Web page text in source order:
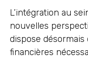
L’intégration au
nouvelles
dispose
financières